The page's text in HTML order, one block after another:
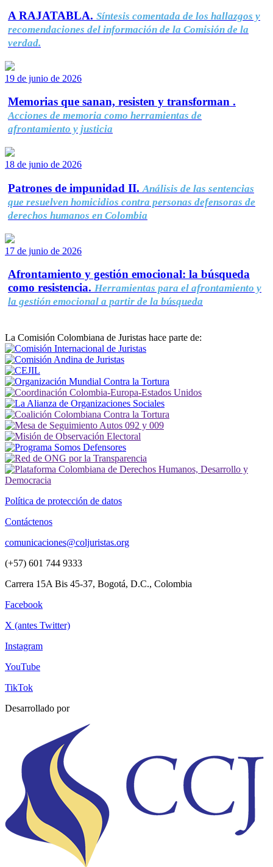
A RAJATABLA. Síntesis comentada de los hallazgos y
recomendaciones del información de la Comisión de la
verdad.
19 de junio de 2026
Memorias que sanan, resisten y transforman .
Acciones de memoria como herramientas de
afrontamiento y justicia
18 de junio de 2026
Patrones de impunidad II. Análisis de las sentencias
que resuelven homicidios contra personas defensoras de
derechos humanos en Colombia
17 de junio de 2026
Afrontamiento y gestión emocional: la búsqueda
como resistencia. Herramientas para el afrontamiento y
la gestión emocional a partir de la búsqueda
La Comisión Colombiana de Juristas hace parte de:
Política de protección de datos
Contáctenos
comunicaciones@coljuristas.org
(+57) 601 744 9333
Carrera 15A Bis 45-37, Bogotá, D.C., Colombia
Facebook
X (antes Twitter)
Instagram
YouTube
TikTok
Desarrollado por